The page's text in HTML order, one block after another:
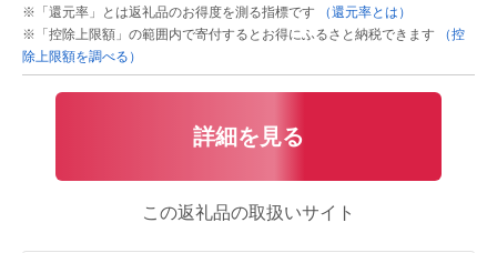
※「還元率」とは返礼品のお得度を測る指標です
（還元率とは）
※「控除上限額」の範囲内で寄付するとお得にふるさと納税できます
（控
除上限額を調べる）
詳細を見る
この返礼品の取扱いサイト